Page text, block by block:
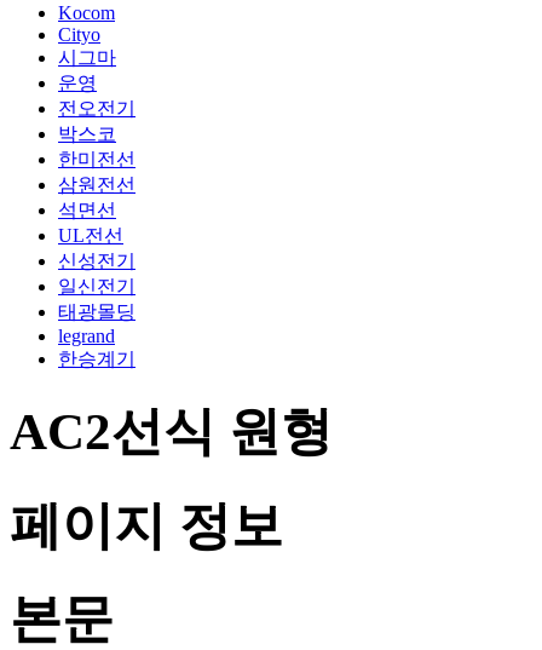
Kocom
Cityo
시그마
운영
전오전기
박스코
한미전선
삼원전선
석면선
UL전선
신성전기
일신전기
태광몰딩
legrand
한승계기
AC2선식 원형
페이지 정보
본문